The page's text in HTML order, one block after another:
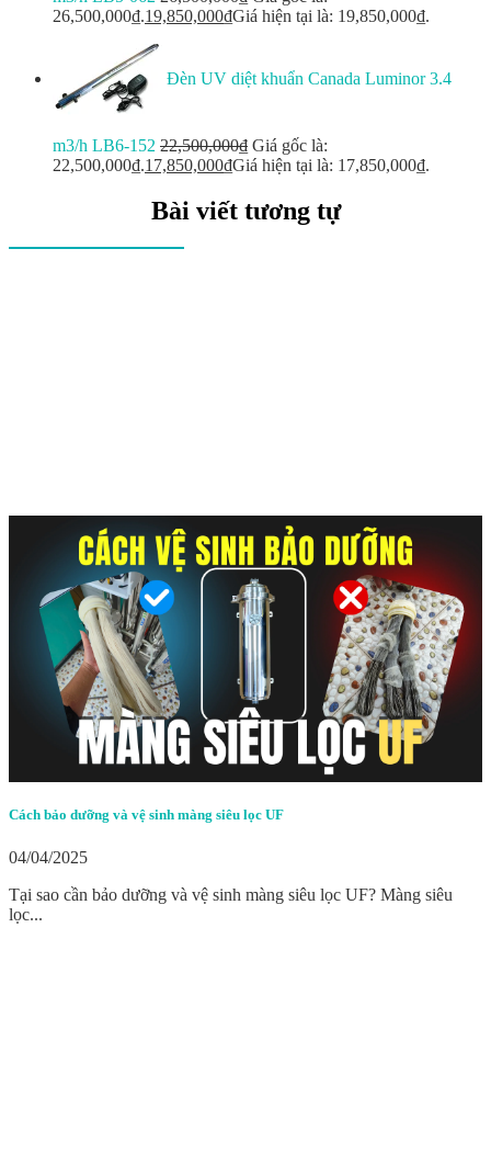
26,500,000₫.19,850,000₫Giá hiện tại là: 19,850,000₫.
Đèn UV diệt khuẩn Canada Luminor 3.4
m3/h LB6-152 22,500,000₫ Giá gốc là:
22,500,000₫.17,850,000₫Giá hiện tại là: 17,850,000₫.
Bài viết tương tự
Cách bảo dưỡng và vệ sinh màng siêu lọc UF
04/04/2025
Tại sao cần bảo dưỡng và vệ sinh màng siêu lọc UF? Màng siêu
lọc...